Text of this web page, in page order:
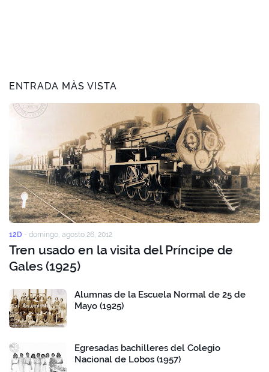
ENTRADA MÀS VISTA
12D - domingo, agosto 26, 2012
Tren usado en la visita del Príncipe de
Gales (1925)
Alumnas de la Escuela Normal de 25 de
Mayo (1925)
Egresadas bachilleres del Colegio
Nacional de Lobos (1957)